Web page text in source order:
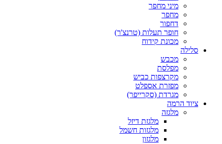
מיני מחפר
מחפר
דחפור
חופר תעלות (טרנצ'ר)
מכונת קידוח
סלילה
מכבש
מפלסת
מקרצפות כביש
מפזרת אספלט
מגרדת (סקרייפר)
ציוד הרמה
מלגזה
מלגזת דיזל
מלגזות חשמל
מלגזון